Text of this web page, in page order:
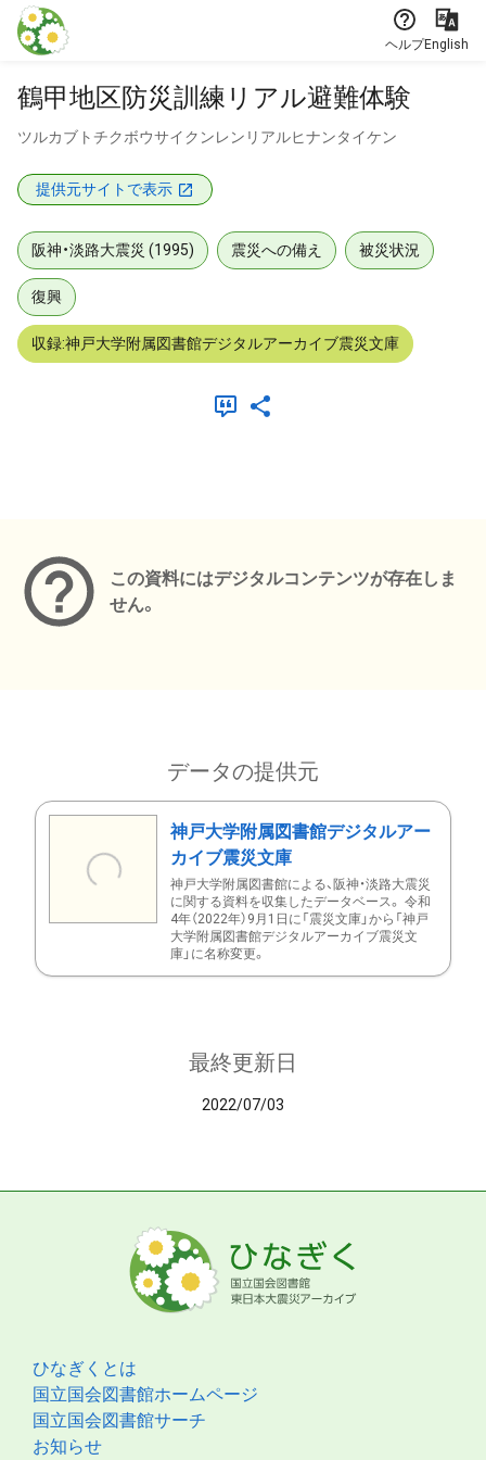
本文に飛ぶ
ヘルプEnglish
鶴甲地区防災訓練リアル避難体験
ツルカブトチクボウサイクンレンリアルヒナンタイケン
提供元サイトで表示
阪神・淡路大震災 (1995) 震災への備え 被災状況
復興
収録:神戸大学附属図書館デジタルアーカイブ震災文庫
この資料にはデジタルコンテンツが存在しま
せん。
データの提供元
神戸大学附属図書館デジタルアー
カイブ震災文庫
神戸大学附属図書館による、阪神・淡路大震災
に関する資料を収集したデータベース。 令和
4年（2022年）9月1日に「震災文庫」から「神戸
大学附属図書館デジタルアーカイブ震災文
庫」に名称変更。
最終更新日
2022/07/03
ひなぎくとは
国立国会図書館ホームページ
国立国会図書館サーチ
お知らせ